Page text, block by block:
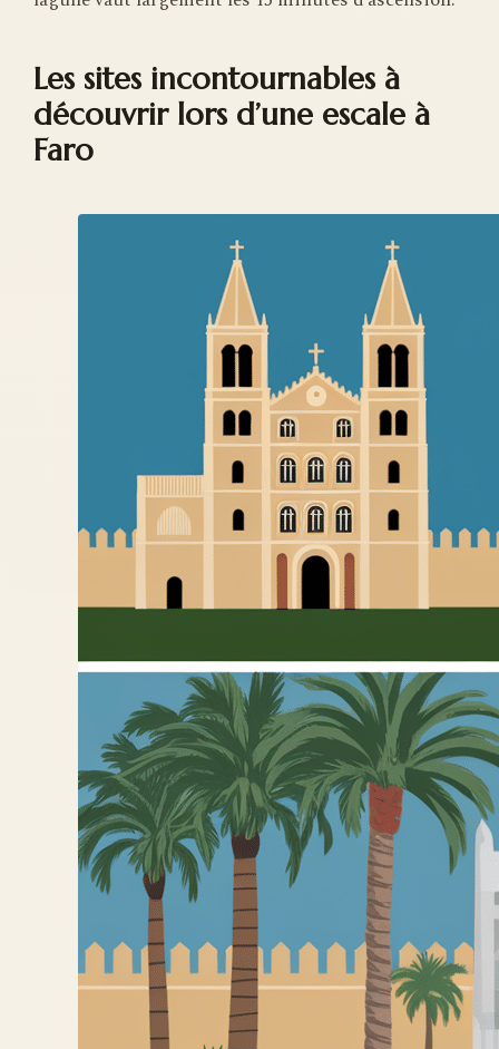
Les sites incontournables à
découvrir lors d’une escale à
Faro